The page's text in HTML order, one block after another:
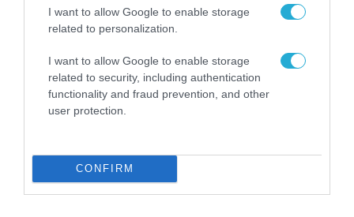
I want to allow Google to enable storage
related to personalization.
I want to allow Google to enable storage
related to security, including authentication
functionality and fraud prevention, and other
user protection.
CONFIRM
04.08.2026 | 12:02
O διευθυντής του OPEN προσπαθεί να τα
«μαζέψει» για τη δημοσιογράφο που γέλασε